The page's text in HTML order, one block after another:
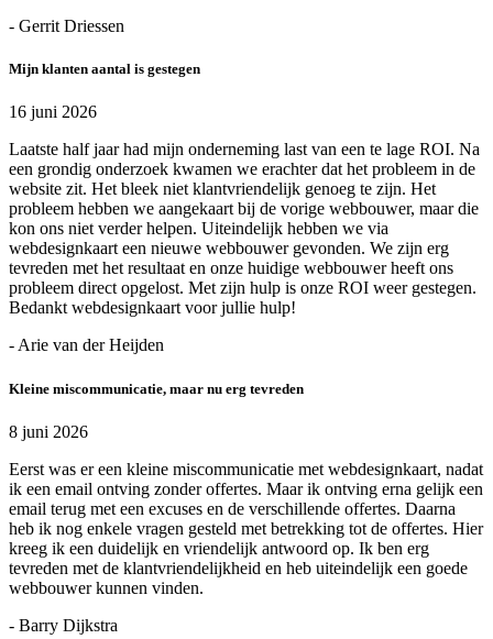
- Gerrit Driessen
Mijn klanten aantal is gestegen
16 juni 2026
Laatste half jaar had mijn onderneming last van een te lage ROI. Na
een grondig onderzoek kwamen we erachter dat het probleem in de
website zit. Het bleek niet klantvriendelijk genoeg te zijn. Het
probleem hebben we aangekaart bij de vorige webbouwer, maar die
kon ons niet verder helpen. Uiteindelijk hebben we via
webdesignkaart een nieuwe webbouwer gevonden. We zijn erg
tevreden met het resultaat en onze huidige webbouwer heeft ons
probleem direct opgelost. Met zijn hulp is onze ROI weer gestegen.
Bedankt webdesignkaart voor jullie hulp!
- Arie van der Heijden
Kleine miscommunicatie, maar nu erg tevreden
8 juni 2026
Eerst was er een kleine miscommunicatie met webdesignkaart, nadat
ik een email ontving zonder offertes. Maar ik ontving erna gelijk een
email terug met een excuses en de verschillende offertes. Daarna
heb ik nog enkele vragen gesteld met betrekking tot de offertes. Hier
kreeg ik een duidelijk en vriendelijk antwoord op. Ik ben erg
tevreden met de klantvriendelijkheid en heb uiteindelijk een goede
webbouwer kunnen vinden.
- Barry Dijkstra